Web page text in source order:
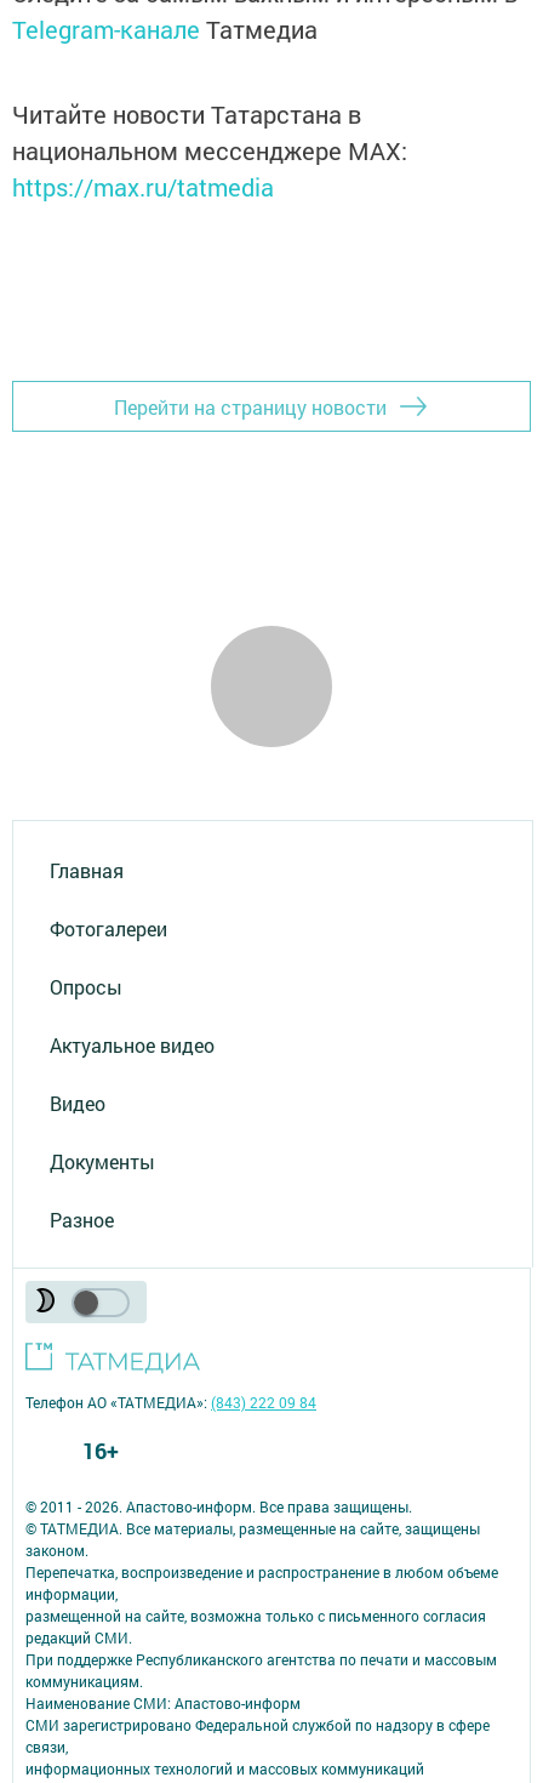
Telegram-канале Татмедиа
Читайте новости Татарстана в
национальном мессенджере MАХ:
https://max.ru/tatmedia
Перейти на страницу новости
Главная
Фотогалереи
Опросы
Актуальное видео
Видео
Документы
Разное
© 2011 - 2026. Апастово-информ. Все права защищены.
© ТАТМЕДИА. Все материалы, размещенные на сайте, защищены
законом.
Перепечатка, воспроизведение и распространение в любом объеме
информации,
размещенной на сайте, возможна только с письменного согласия
редакций СМИ.
При поддержке Республиканского агентства по печати и массовым
коммуникациям.
Наименование СМИ: Апастово-информ
СМИ зарегистрировано Федеральной службой по надзору в сфере
связи,
информационных технологий и массовых коммуникаций
Телефон АО «ТАТМЕДИА»:(843) 222 09 84
16+